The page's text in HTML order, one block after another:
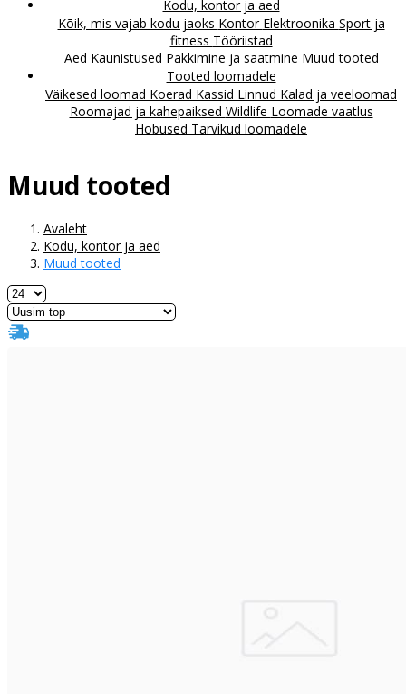
Kodu, kontor ja aed
Kõik, mis vajab kodu jaoks Kontor Elektroonika Sport ja
fitness Tööriistad
Aed Kaunistused Pakkimine ja saatmine Muud tooted
Tooted loomadele
Väikesed loomad Koerad Kassid Linnud Kalad ja veeloomad
Roomajad ja kahepaiksed Wildlife Loomade vaatlus
Hobused Tarvikud loomadele
Muud tooted
Avaleht
Kodu, kontor ja aed
Muud tooted